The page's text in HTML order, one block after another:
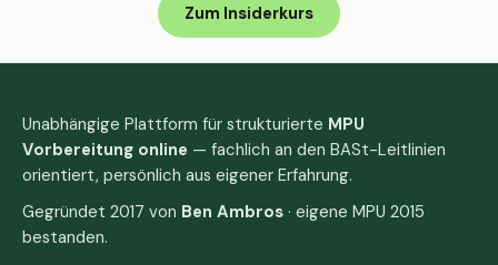
Zum Insiderkurs
Unabhängige Plattform für strukturierte MPU
Vorbereitung online — fachlich an den BASt-Leitlinien
orientiert, persönlich aus eigener Erfahrung.
Gegründet 2017 von Ben Ambros · eigene MPU 2015
bestanden.